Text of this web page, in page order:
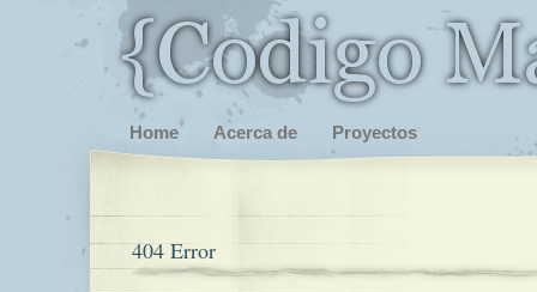
Home Acerca de Proyectos
404 Error